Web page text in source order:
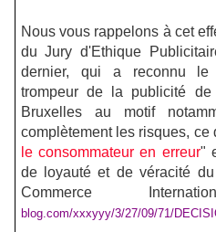
Nous vous rappelons à cet
du Jury d'Ethique
dernier, qui a reconnu le
trompeur de la publicité
Bruxelles au motif
complètement les risques, ce
le consommateur en erreur"
de loyauté et de véracité
Commerce
blog.com/xxxyyy/3/27/09/71/